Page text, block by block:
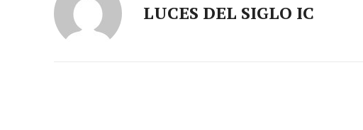
LUCES DEL SIGLO IC